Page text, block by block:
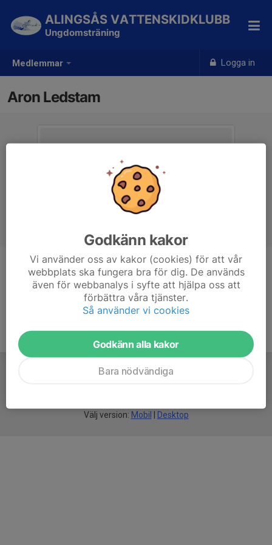
Medlemmar Logga in
ALINGSÅS VATTENSKIDKLUBB
Ungdomsträning
Aron Ledstam
Ålder 44 år
Välj version: Mobil Desktop
Godkänn kakor
Vi använder oss av kakor (cookies) för att vår
webbplats ska fungera bra för dig. De används
även för webbanalys i syfte att hjälpa oss att
förbättra våra tjänster.
Så använder vi cookies
Godkänn alla kakor
Bara nödvändiga